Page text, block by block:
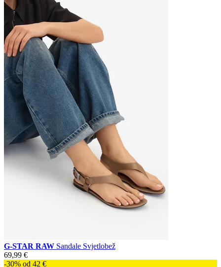
G-STAR RAW Sandale Svjetlobež
69,99 €
-30% od 42 €